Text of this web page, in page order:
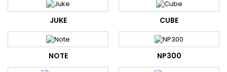
JUKE CUBE
NOTE NP300